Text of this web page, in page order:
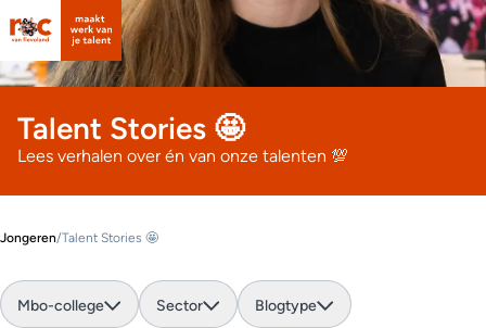
Talent Stories 🤩
Lees verhalen over én van onze talenten 💯
Jongeren/Talent Stories 🤩
Mbo-college Sector
Blogtype